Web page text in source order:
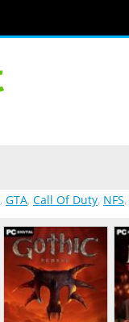
, GTA, Call Of Duty, NFS,